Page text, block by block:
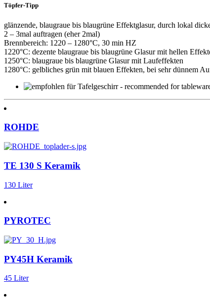
Töpfer-Tipp
glänzende, blaugraue bis blaugrüne Effektglasur, durch lokal
2 – 3mal auftragen (eher 2mal)
Brennbereich: 1220 – 1280°C, 30 min HZ
1220°C: dezente blaugraue bis blaugrüne Glasur mit hellen
1250°C: blaugraue bis blaugrüne Glasur mit Laufeffekten
1280°C: gelbliches grün mit blauen Effekten, bei sehr dünnem
ROHDE
TE 130 S Keramik
130 Liter
PYROTEC
PY45H Keramik
45 Liter